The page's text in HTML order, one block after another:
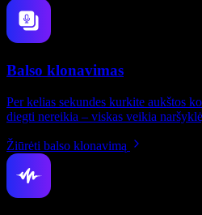
Balso klonavimas
Per kelias sekundes kurkite aukštos
diegti nereikia – viskas veikia
Žiūrėti balso klonavimą